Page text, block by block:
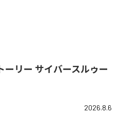
ーリー サイバースルゥー
2026.8.6